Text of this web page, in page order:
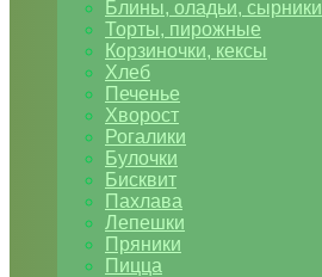
Блины, оладьи, сырники
Торты, пирожные
Корзиночки, кексы
Хлеб
Печенье
Хворост
Рогалики
Булочки
Бисквит
Пахлава
Лепешки
Пряники
Пицца